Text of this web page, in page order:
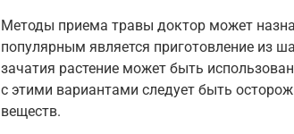
Методы приема травы доктор может
популярным является приготовление из
зачатия растение может быть
с этими вариантами следует быть
веществ.